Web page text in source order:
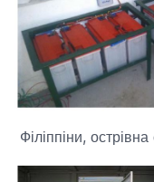
Філіппіни,